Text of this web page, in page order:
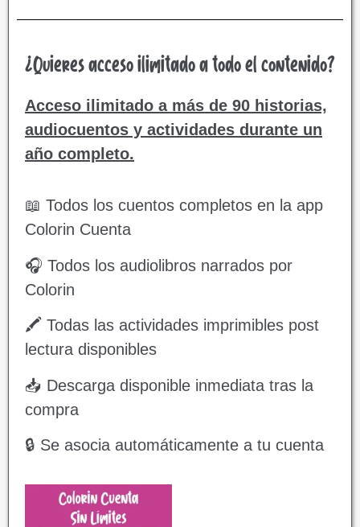
¿Quieres acceso ilimitado a todo el contenido?
Acceso ilimitado a más de 90 historias,
audiocuentos y actividades durante un
año completo.
📖 Todos los cuentos completos en la app
Colorin Cuenta
🎧 Todos los audiolibros narrados por
Colorin
🖍️ Todas las actividades imprimibles post
lectura disponibles
📥 Descarga disponible inmediata tras la
compra
🔒 Se asocia automáticamente a tu cuenta